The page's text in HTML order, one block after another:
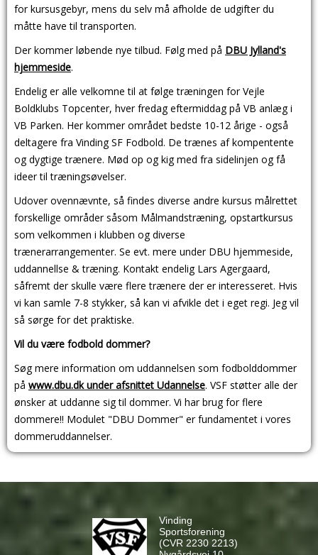
for kursusgebyr, mens du selv må afholde de udgifter du
måtte have til transporten.
Der kommer løbende nye tilbud. Følg med på DBU Jylland's
hjemmeside.
Endelig er alle velkomne til at følge træningen for Vejle
Boldklubs Topcenter, hver fredag eftermiddag på VB anlæg i
VB Parken. Her kommer området bedste 10-12 årige - også
deltagere fra Vinding SF Fodbold. De trænes af kompentente
og dygtige trænere. Mød op og kig med fra sidelinjen og få
ideer til træningsøvelser.
Udover ovennævnte, så findes diverse andre kursus målrettet
forskellige områder såsom Målmandstræning, opstartkursus
som velkommen i klubben og diverse
trænerarrangementer. Se evt. mere under DBU hjemmeside,
uddannellse & træning. Kontakt endelig Lars Agergaard,
såfremt der skulle være flere trænere der er interesseret. Hvis
vi kan samle 7-8 stykker, så kan vi afvikle det i eget regi. Jeg vil
så sørge for det praktiske.
Vil du være fodbold dommer?
Søg mere information om uddannelsen som fodbolddommer
på www.dbu.dk under afsnittet Udannelse. VSF støtter alle der
ønsker at uddanne sig til dommer. Vi har brug for flere
dommere!! Modulet "DBU Dommer" er fundamentet i vores
dommeruddannelser.
Vinding
Sportsforening
(CVR 2230 2213)